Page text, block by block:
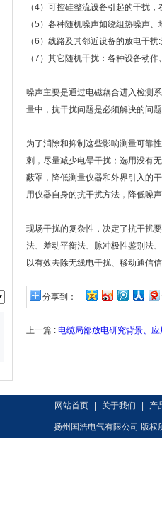
（4）可控硅整流设备引起的干扰
（5）各种随机噪声如绕组热噪声
（6）线路及其邻近设备的放电干
（7）其它随机干扰：各种设备动
噪声主要是通过电磁藕合进入检测
量中，抗干扰问题是必须解决的问
为了消除和抑制这些影响测量可靠
刺，尽量减少电晕干扰；选用没有
蔽罩，降低测量仪器和外界引入的
用仪器自身的抗干扰方法，降低噪
现场干扰的复杂性，决定了抗干扰
法、差动平衡法、脉冲极性鉴别法
以有效去除无线电干扰、移动通信
分享到：
上一篇 : 电缆局部放电研究背景、
网站首页 关于我们 产
扬州国浩电气有限公司 版权